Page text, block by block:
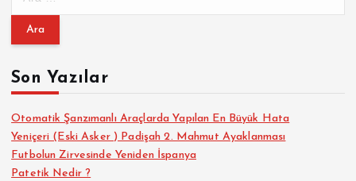
m
:Son Yazılar
Otomatik Şanzımanlı Araçlarda Yapılan En Büyük Hata
Yeniçeri (Eski Asker ) Padişah 2. Mahmut Ayaklanması
Futbolun Zirvesinde Yeniden İspanya
Patetik Nedir ?